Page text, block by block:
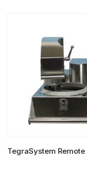
TegraSystem Remote